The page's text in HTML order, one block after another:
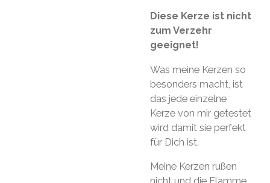
Diese Kerze ist nicht
zum Verzehr
geeignet!
Was meine Kerzen so
besonders macht, ist
das jede einzelne
Kerze von mir getestet
wird damit sie perfekt
für Dich ist.
Meine Kerzen rußen